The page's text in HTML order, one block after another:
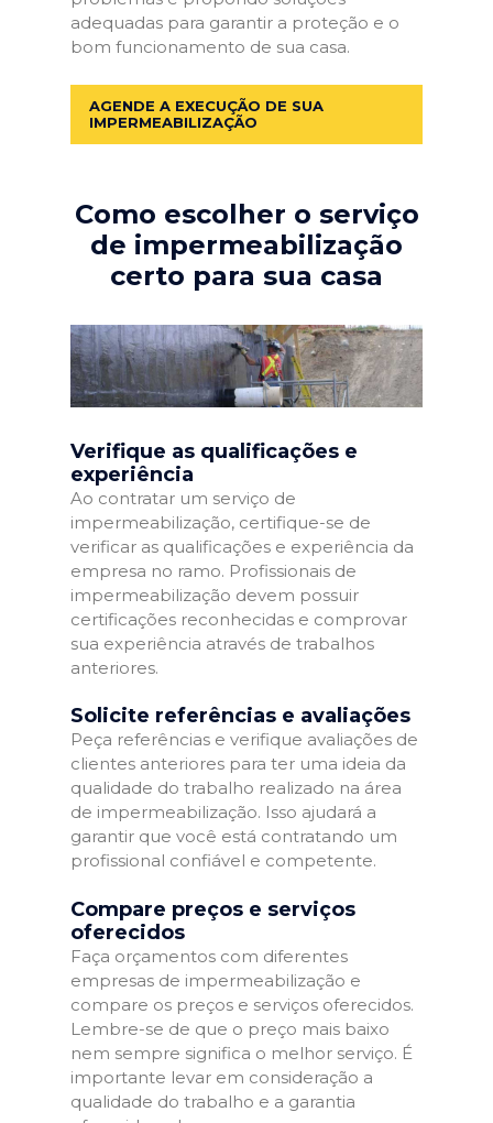
adequadas para garantir a proteção e o
bom funcionamento de sua casa.
AGENDE A EXECUÇÃO DE SUA
IMPERMEABILIZAÇÃO
Como escolher o serviço
de impermeabilização
certo para sua casa
Verifique as qualificações e
experiência
Ao contratar um serviço de
impermeabilização, certifique-se de
verificar as qualificações e experiência da
empresa no ramo. Profissionais de
impermeabilização devem possuir
certificações reconhecidas e comprovar
sua experiência através de trabalhos
anteriores.
Solicite referências e avaliações
Peça referências e verifique avaliações de
clientes anteriores para ter uma ideia da
qualidade do trabalho realizado na área
de impermeabilização. Isso ajudará a
garantir que você está contratando um
profissional confiável e competente.
Compare preços e serviços
oferecidos
Faça orçamentos com diferentes
empresas de impermeabilização e
compare os preços e serviços oferecidos.
Lembre-se de que o preço mais baixo
nem sempre significa o melhor serviço. É
importante levar em consideração a
qualidade do trabalho e a garantia